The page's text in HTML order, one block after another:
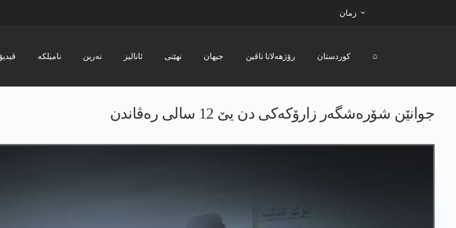
زمان
ڤیدیۆ نامیلکە نەرین ئانالیز نھێنی جیھان رۆژھەلاتا ناڤین کوردستان ⌂
جوانێن شۆره‌شگه‌ر زارۆكه‌كی دن یێ 12 سالی ره‌ڤاندن